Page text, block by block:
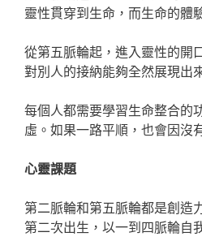
靈性貫穿到生命，而生命的體
從第五脈輪起，進入靈性的開
對別人的接納能夠全然展現出
每個人都需要學習生命整合的
虛。如果一路平順，也會因沒
心靈課題
第二脈輪和第五脈輪都是創造
第二次出生，以一到四脈輪自